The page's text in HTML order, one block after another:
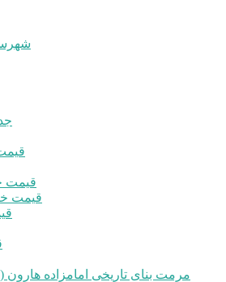
قیمت
قیمت
مرمت بنای تاریخی امامزاده هارون